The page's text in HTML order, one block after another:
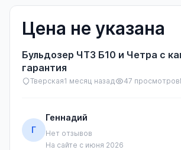
Цена не указана
Бульдозер ЧТЗ Б10 и Четра с
гарантия
Тверская1 месяц назад 47 просмотров
Г
Геннадий
Нет отзывов
На сайте с июня 2026